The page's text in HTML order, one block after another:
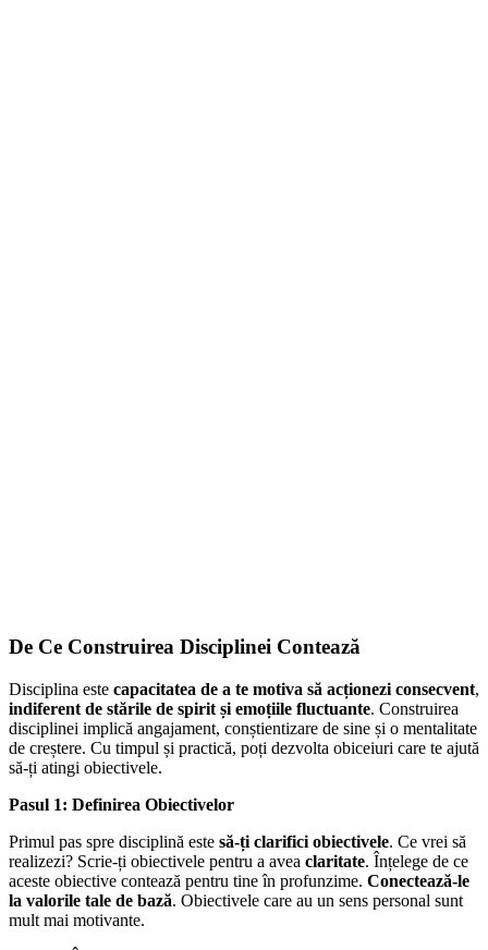
De Ce Construirea Disciplinei Contează
Disciplina este capacitatea de a te motiva să acționezi consecvent,
indiferent de stările de spirit și emoțiile fluctuante. Construirea
disciplinei implică angajament, conștientizare de sine și o mentalitate
de creștere. Cu timpul și practică, poți dezvolta obiceiuri care te ajută
să-ți atingi obiectivele.
Pasul 1: Definirea Obiectivelor
Primul pas spre disciplină este să-ți clarifici obiectivele. Ce vrei să
realizezi? Scrie-ți obiectivele pentru a avea claritate. Înțelege de ce
aceste obiective contează pentru tine în profunzime. Conectează-le
la valorile tale de bază. Obiectivele care au un sens personal sunt
mult mai motivante.